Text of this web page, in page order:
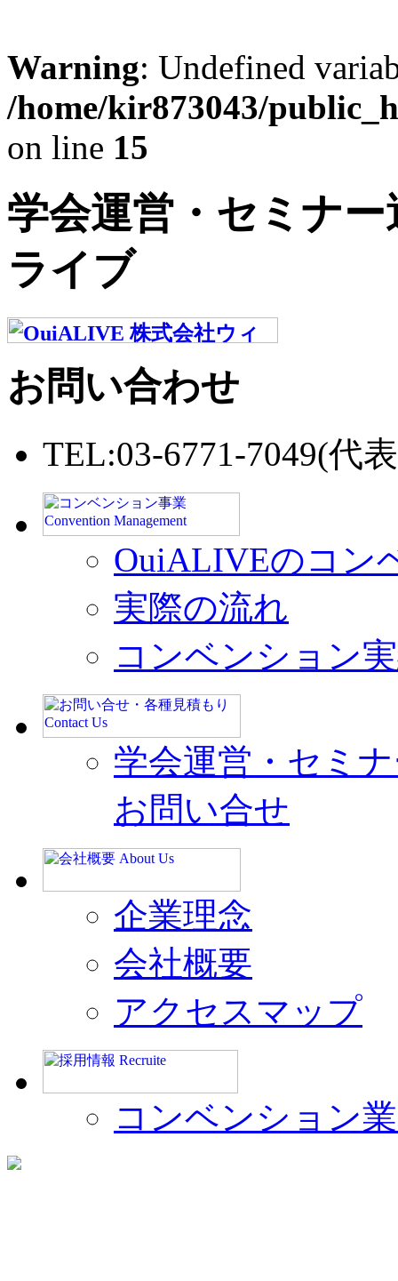
Warning: Undefined
/home/kir873043/
on line 15
学会運営・セミナ
ライブ
お問い合わせ
TEL:03-6771-7049(代
OuiALIVEのコン
実際の流れ
コンベンション
学会運営・セミ
お問い合せ
企業理念
会社概要
アクセスマップ
コンベンション